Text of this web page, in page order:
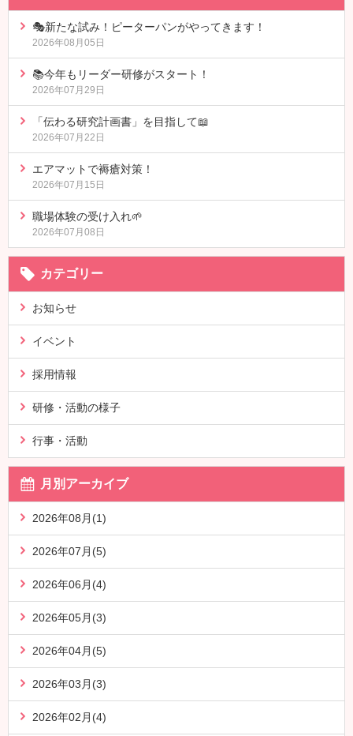
🎭新たな試み！ピーターパンがやってきます！
2026年08月05日
📚今年もリーダー研修がスタート！
2026年07月29日
「伝わる研究計画書」を目指して📖
2026年07月22日
エアマットで褥瘡対策！
2026年07月15日
職場体験の受け入れ🌱
2026年07月08日
カテゴリー
お知らせ
イベント
採用情報
研修・活動の様子
行事・活動
月別アーカイブ
2026年08月(1)
2026年07月(5)
2026年06月(4)
2026年05月(3)
2026年04月(5)
2026年03月(3)
2026年02月(4)